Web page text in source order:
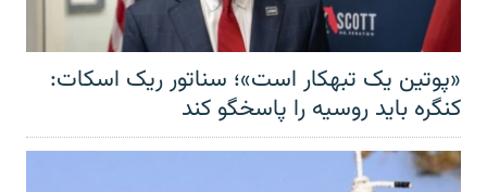
«پوتین یک تبهکار است»؛ سناتور ریک اسکات:
کنگره باید روسیه را پاسخگو کند